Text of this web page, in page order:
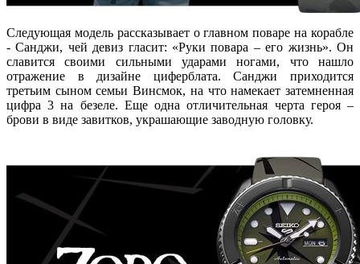
Следующая модель рассказывает о главном поваре на корабле
- Санджи, чей девиз гласит: «Руки повара – его жизнь». Он
славится своими сильными ударами ногами, что нашло
отражение в дизайне циферблата. Санджи приходится
третьим сыном семьи Винсмок, на что намекает затемненная
цифра 3 на безеле. Еще одна отличительная черта героя –
брови в виде завитков, украшающие заводную головку.